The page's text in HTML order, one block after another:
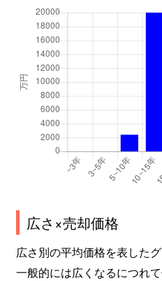
広さ×売却価格
広さ別の平均価格を表したグ
一般的には広くなるにつれ